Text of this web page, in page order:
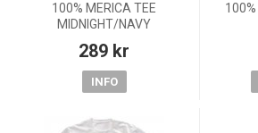
100% MERICA TEE
MIDNIGHT/NAVY
289 kr
INFO
100%